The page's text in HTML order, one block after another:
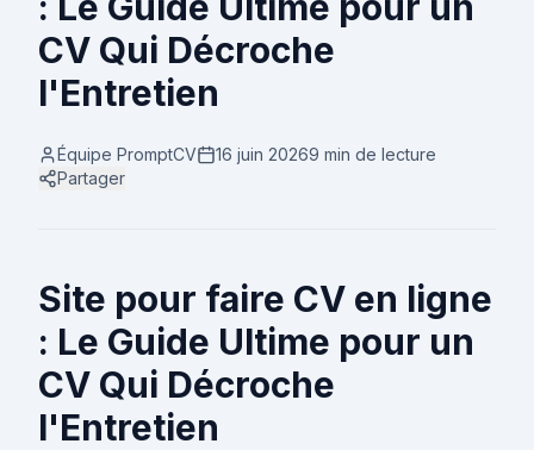
CV Qui Décroche
l'Entretien
Équipe PromptCV 16 juin 20269 min de lecture
Partager
Site pour faire CV en ligne
: Le Guide Ultime pour un
CV Qui Décroche
l'Entretien